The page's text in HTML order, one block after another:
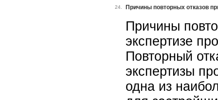
24. Причины повторных отказов
Причины
экспертизе
Повторный
экспертизы
одна из